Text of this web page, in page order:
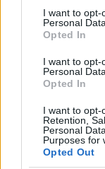
consent section.
I want to opt-
Personal Data.
Opted In
I want to opt-
Personal
Opted In
I want to opt-
Retention,
Personal
Purposes for
Opted Out
skats